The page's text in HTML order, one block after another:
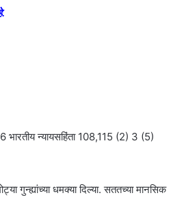
न्यायसहिंता 108,115 (2) 3 (5)
गुन्ह्यांच्या धमक्या दिल्या. सततच्या मानसिक